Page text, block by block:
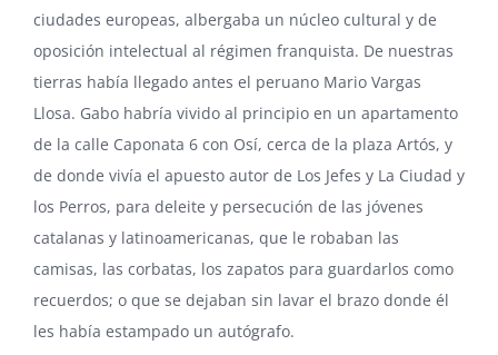
ciudades europeas, albergaba un núcleo cultural y de
oposición intelectual al régimen franquista. De nuestras
tierras había llegado antes el peruano Mario Vargas
Llosa. Gabo habría vivido al principio en un apartamento
de la calle Caponata 6 con Osí, cerca de la plaza Artós, y
de donde vivía el apuesto autor de Los Jefes y La Ciudad y
los Perros, para deleite y persecución de las jóvenes
catalanas y latinoamericanas, que le robaban las
camisas, las corbatas, los zapatos para guardarlos como
recuerdos; o que se dejaban sin lavar el brazo donde él
les había estampado un autógrafo.